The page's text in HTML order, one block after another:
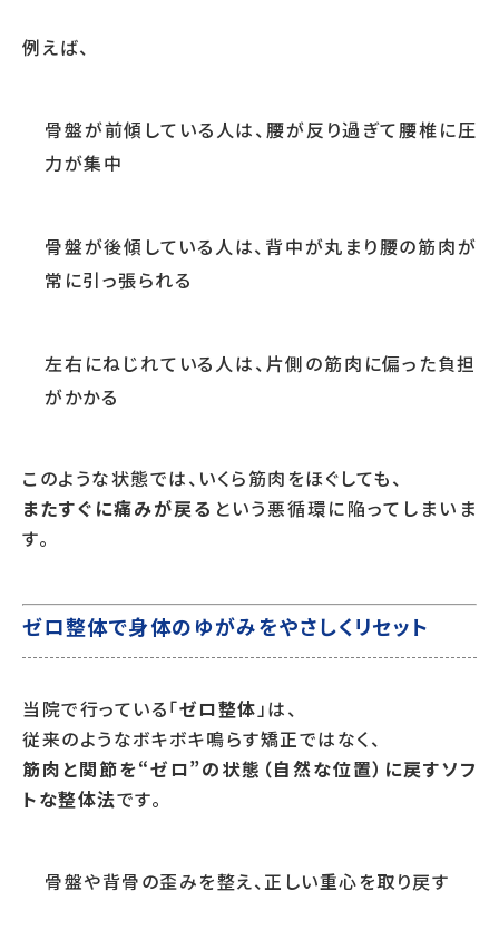
例えば、
骨盤が前傾している人は、腰が反り過ぎて腰椎に圧
力が集中
骨盤が後傾している人は、背中が丸まり腰の筋肉が
常に引っ張られる
左右にねじれている人は、片側の筋肉に偏った負担
がかかる
このような状態では、いくら筋肉をほぐしても、
またすぐに痛みが戻る という悪循環に陥ってしまいま
す。
ゼロ整体で身体のゆがみをやさしくリセット
当院で行っている「ゼロ整体」は、
従来のようなボキボキ鳴らす矯正ではなく、
筋肉と関節を“ゼロ”の状態（自然な位置）に戻すソフ
トな整体法です。
骨盤や背骨の歪みを整え、正しい重心を取り戻す